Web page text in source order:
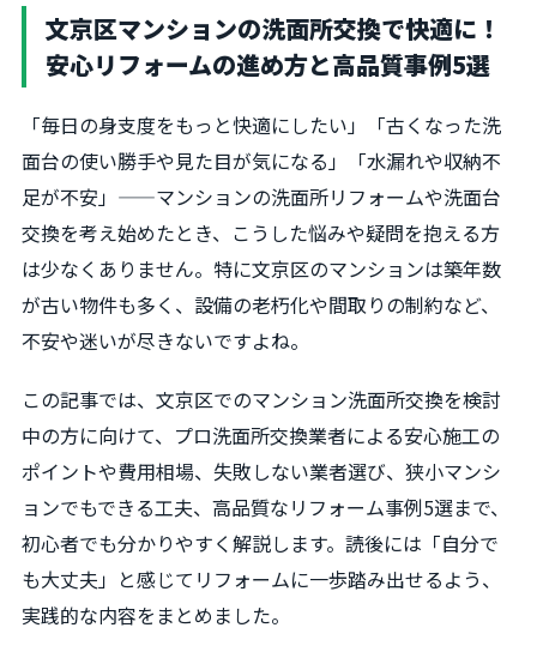
文京区マンションの洗面所交換で快適に！
安心リフォームの進め方と高品質事例5選
「毎日の身支度をもっと快適にしたい」「古くなった洗
面台の使い勝手や見た目が気になる」「水漏れや収納不
足が不安」——マンションの洗面所リフォームや洗面台
交換を考え始めたとき、こうした悩みや疑問を抱える方
は少なくありません。特に文京区のマンションは築年数
が古い物件も多く、設備の老朽化や間取りの制約など、
不安や迷いが尽きないですよね。
この記事では、文京区でのマンション洗面所交換を検討
中の方に向けて、プロ洗面所交換業者による安心施工の
ポイントや費用相場、失敗しない業者選び、狭小マンシ
ョンでもできる工夫、高品質なリフォーム事例5選まで、
初心者でも分かりやすく解説します。読後には「自分で
も大丈夫」と感じてリフォームに一歩踏み出せるよう、
実践的な内容をまとめました。